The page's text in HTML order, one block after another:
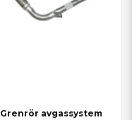
Grenrör avgassystem